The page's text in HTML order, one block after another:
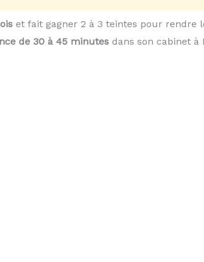
et fait gagner 2 à 3 teintes pour rendre
de 30 à 45 minutesdans son cabinet à